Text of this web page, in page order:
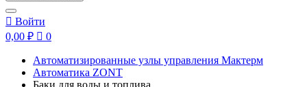
 Войти
0,00 ₽  0
Автоматизированные узлы управления Мактерм
Автоматика ZONT
Баки для воды и топлива